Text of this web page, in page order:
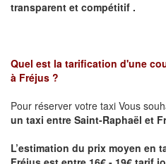
transparent et compétitif .
Quel est la tarification d'une
à Fréjus ?
Pour réserver votre taxi Vous
un taxi entre Saint-Raphaël et
L’estimation du prix moyen en